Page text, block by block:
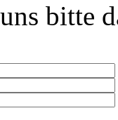
bitte